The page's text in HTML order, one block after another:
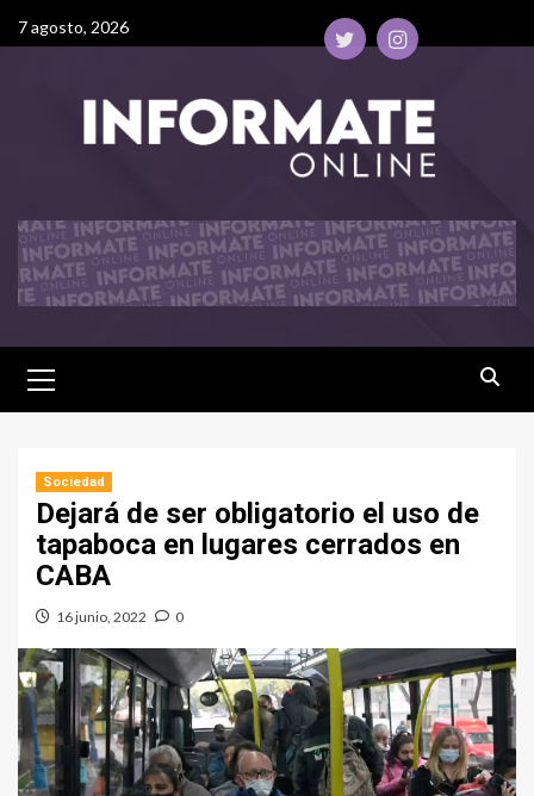
7 agosto, 2026
Sociedad
Dejará de ser obligatorio el uso de
tapaboca en lugares cerrados en
CABA
16 junio, 2022 0